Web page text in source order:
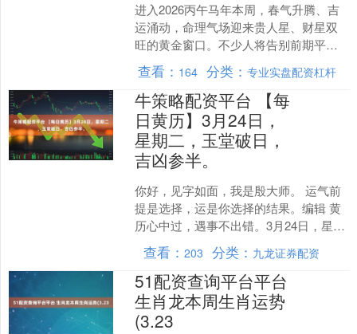
进入2026丙午马年本周，春气升腾、吉
运涌动，命理气场迎来贵人星、财星双
旺的黄金窗口。不少人将告别前期平
淡，迎来喜事扎堆、机遇频现的高光时
刻。尤其是以下3大生肖....
查看： 164 分类：专业实盘配资杠杆
牛策略配资平台 【每
日黄历】3月24日，
星期二，玉堂破日，
吉凶参半。
你好，见字如面，我是殷大师。 运气前
提是选择，运是你选择的结果。编辑 黄
历心中过，遇事不出错。3月24日，星期
二，农历二月初六，大家可以先留下一
句：破旧立新。祝....
查看：203 分类： 九龙证券配资
51配资查询平台平台
生肖龙本周生肖运势
(3.23